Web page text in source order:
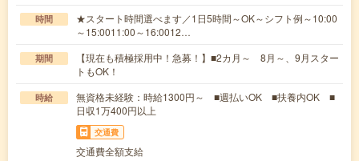
時間
★スタート時間選べます／1日5時間～OK～シフト例～10:00
～15:0011:00～16:0012…
期間
【現在も積極採用中！急募！】■2カ月～ 8月～、9月スター
トもOK！
時給
無資格未経験：時給1300円～ ■週払いOK ■扶養内OK ■
日収1万400円以上
交通費
交通費全額支給